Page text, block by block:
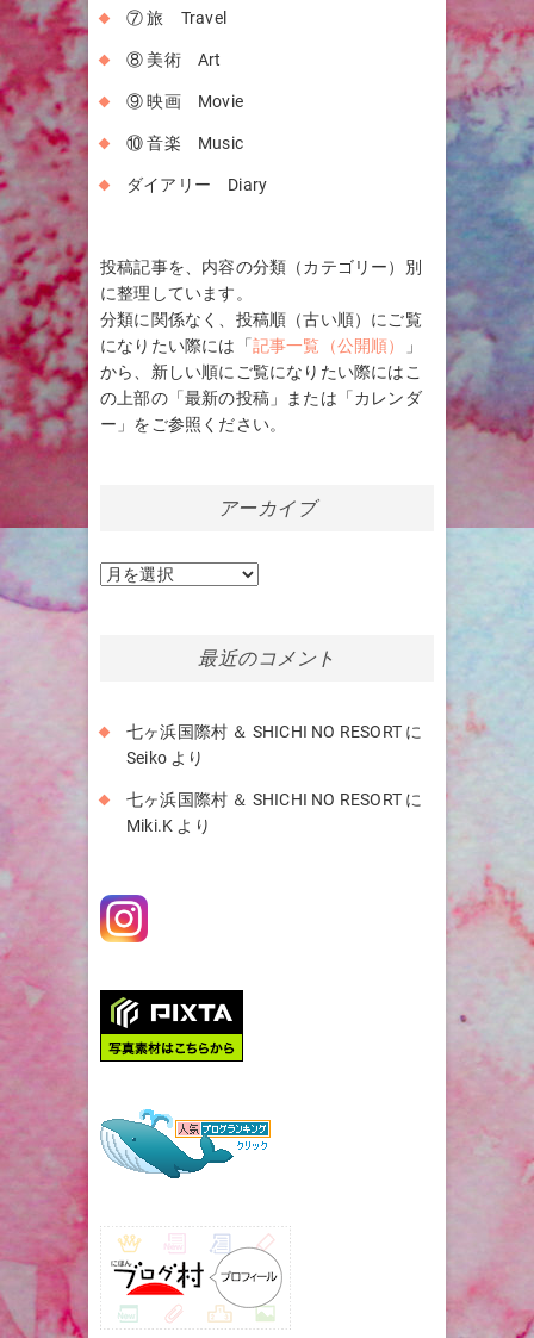
⑦ 旅 Travel
⑧ 美術 Art
⑨ 映画 Movie
⑩ 音楽 Music
ダイアリー Diary
投稿記事を、内容の分類（カテゴリー）別
に整理しています。
分類に関係なく、投稿順（古い順）にご覧
になりたい際には「記事一覧（公開順）
」
から、新しい順にご覧になりたい際にはこ
の上部の「最新の投稿」または「カレンダ
ー」をご参照ください。
アーカイブ
ア
最近のコメント
七ヶ浜国際村 ＆ SHICHI NO RESORT に
Seiko より
七ヶ浜国際村 ＆ SHICHI NO RESORT に
Miki.K より